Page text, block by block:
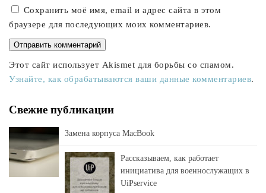
Сохранить моё имя, email и адрес сайта в этом
браузере для последующих моих комментариев.
Этот сайт использует Akismet для борьбы со спамом.
Узнайте, как обрабатываются ваши данные комментариев.
Свежие публикации
Замена корпуса MacBook
Рассказываем, как работает
инициатива для военнослужащих в
UiPservice